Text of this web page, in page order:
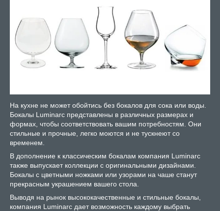
На кухне не может обойтись без бокалов для сока или воды.
Бокалы Luminarc представлены в различных размерах и
формах, чтобы соответствовать вашим потребностям. Они
стильные и прочные, легко моются и не тускнеют со
временем.
В дополнение к классическим бокалам компания Luminarc
также выпускает коллекции с оригинальными дизайнами.
Бокалы с цветными ножками или узорами на чаше станут
прекрасным украшением вашего стола.
Выводя на рынок высококачественные и стильные бокалы,
компания Luminarc дает возможность каждому выбрать